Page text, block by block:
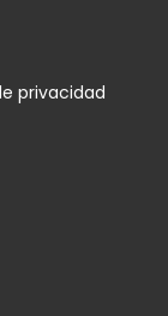
privacidad